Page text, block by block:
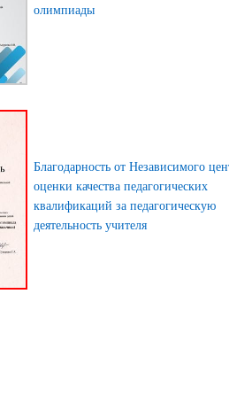
олимпиады
Благодарность от Независимого
оценки качества педагогических
квалификаций за педагогическую
деятельность учителя